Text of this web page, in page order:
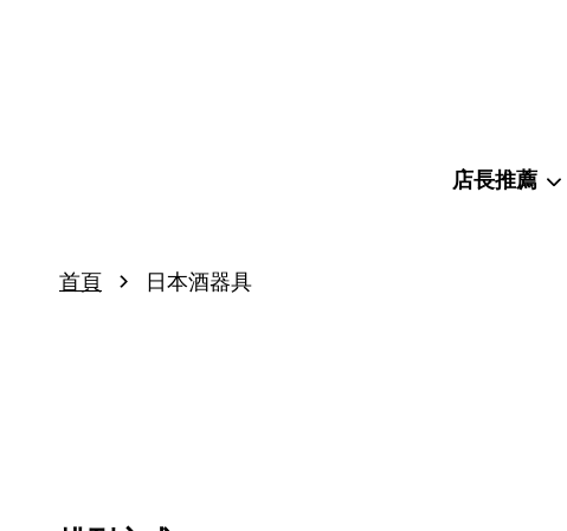
店長推薦
首頁 › 日本酒器具